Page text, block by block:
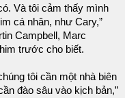
Và tôi cảm thấy mình
cá nhân, như Cary,”
Campbell, Marc
trước cho biết.
tôi cần một nhà biên
đào sâu vào kịch bản,”